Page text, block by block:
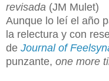
revisada (JM Mulet)
Aunque lo leí el año
la relectura y con
de Journal of
punzante, one more